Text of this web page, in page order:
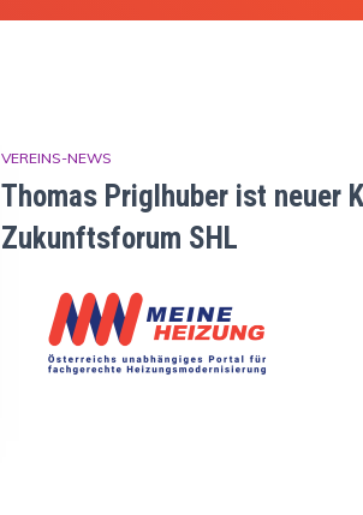
VEREINS-NEWS
Thomas Priglhuber ist neuer
Zukunftsforum SHL